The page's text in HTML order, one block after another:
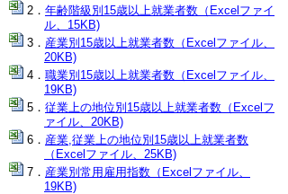
年齢階級別15歳以上就業者数（Excelファイ
ル、15KB)
産業別15歳以上就業者数（Excelファイル、
20KB)
職業別15歳以上就業者数（Excelファイル、
19KB)
従業上の地位別15歳以上就業者数（Excelフ
ァイル、20KB)
産業,従業上の地位別15歳以上就業者数
（Excelファイル、25KB)
産業別常用雇用指数（Excelファイル、
19KB)